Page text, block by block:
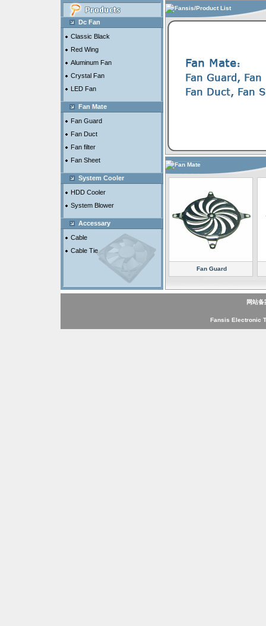
Dc Fan
Classic Black
Red Wing
Aluminum Fan
Crystal Fan
LED Fan
Fan Mate
Fan Guard
Fan Duct
Fan filter
Fan Sheet
System Cooler
HDD Cooler
System Blower
Accessary
Cable
Cable Tie
Fansis/Product List
Fan Mate
Fan Guard
网站
Fansis Electronic